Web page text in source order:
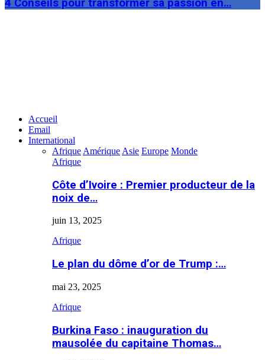
4 Conseils pour transformer sa passion en…
Accueil
Email
International
Afrique Amérique Asie Europe Monde
Afrique
Côte d’Ivoire : Premier producteur de la
noix de…
juin 13, 2025
Afrique
Le plan du dôme d’or de Trump :…
mai 23, 2025
Afrique
Burkina Faso : inauguration du
mausolée du capitaine Thomas…